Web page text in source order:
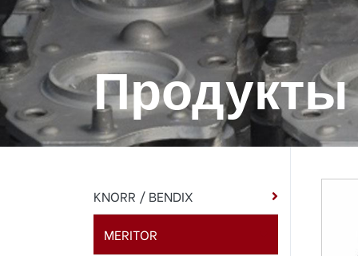
Продукты
KNORR / BENDIX
MERITOR